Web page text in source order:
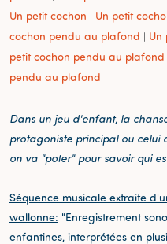
Un petit cochon | Un petit
cochon pendu au plafond | Un
petit cochon pendu au plafond
pendu au plafond
Dans un jeu d'enfant, la
protagoniste principal ou celui
on va "poter" pour savoir qui
Séquence musicale extraite
wallonne: "Enregistrement
enfantines, interprétées en